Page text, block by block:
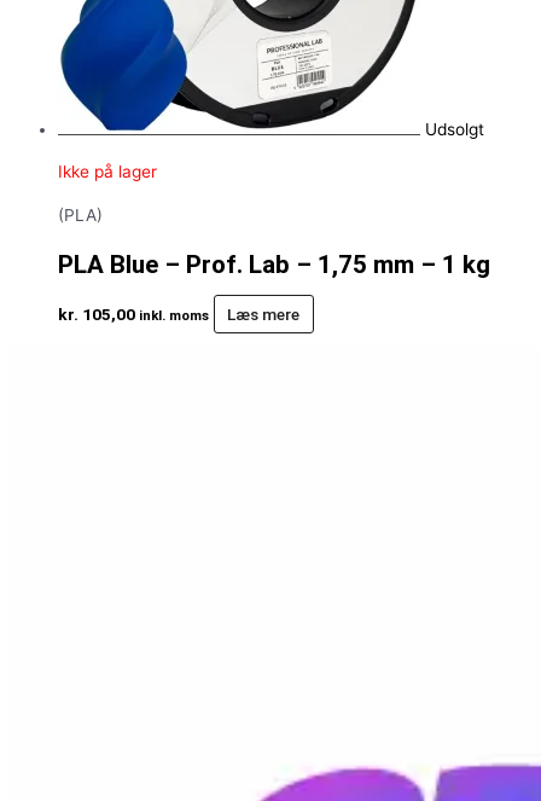
Udsolgt
Ikke på lager
(PLA)
PLA Blue – Prof. Lab – 1,75 mm – 1 kg
kr. 105,00 inkl. moms Læs mere